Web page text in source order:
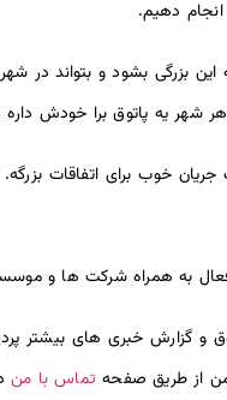
دهیم.
این بزرگی بشود و بتواند در
شهر یه پاتوق برا خودش
یک جریان خوب برای اتفاقات
به همراه شرکت ها و
و گزارش خبری های بیشتر
من از طریق صفحه تماس با من